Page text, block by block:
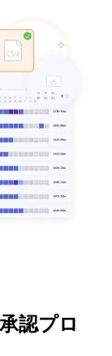
認プロ